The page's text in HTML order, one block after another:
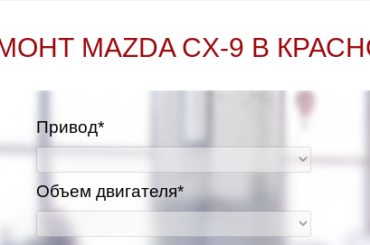
MAZDA CX-9 В
Привод*
Объем двигателя*